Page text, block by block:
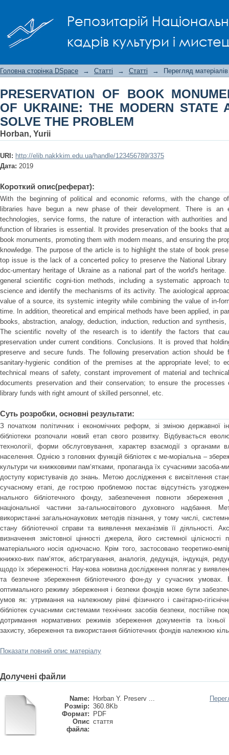
Репозитарій
кадрів культури і
STATE AND THE WAYS TO SOLVE THE
Головна сторінка DSpace → Статті → Статті → Перегляд матеріалів
PRESERVATION OF BOOK
OF UKRAINE: THE MODERN STATE
SOLVE THE PROBLEM
Horban, Yurii
URI: http://elib.nakkkim.edu.ua/handle/123456789/3375
Дата: 2019
Короткий опис(реферат):
With the beginning of political and economic reforms, with the change
libraries have begun a new phase of their development. There is an
technologies, service forms, the nature of interaction with authorities
function of libraries is essential. It provides preservation of the books that
book monuments, promoting them with modern means, and ensuring the
knowledge. The purpose of the article is to highlight the state of book
top issue is the lack of a concerted policy to preserve the National
doc-umentary heritage of Ukraine as a national part of the world's
general scientific cogni-tion methods, including a systematic approach
science and identify the mechanisms of its activity. The axiological
value of a source, its systemic integrity while combining the value of in-
time. In addition, theoretical and empirical methods have been applied, in
books, abstraction, analogy, deduction, induction, reduction and
The scientific novelty of the research is to identify the factors that
preservation under current conditions. Conclusions. It is proved that
preserve and secure funds. The following preservation action should
sanitary-hygienic condition of the premises at the appropriate level; to
technical means of safety, constant improvement of material and
documents preservation and their conservation; to ensure the
library funds with right amount of skilled personnel, etc.
Суть розробки, основні результати:
З початком політичних і економічних реформ, зі зміною державної
бібліотеки розпочали новий етап свого розвитку. Відбувається
технології, форми обслуговування, характер взаємодії з органами
населення. Однією з головних функцій бібліотек є ме-моріальна –
культури чи книжковими пам‘ятками, пропаганда їх сучасними засоба-
доступу користувачів до знань. Метою дослідження є висвітлення
сучасному етапі, де гострою проблемою постає відсутність
нального бібліотечного фонду, забезпечення повноти
національної частини за-гальносвітового духовного надбання.
використанні загальнонаукових методів пізнання, у тому числі,
стану бібліотечної справи та виявлення механізмів її діяльності.
визначення змістовної цінності джерела, його системної цілісності
матеріального носія одночасно. Крім того, застосовано теоретико-
книжко-вих пам‘яток, абстрагування, аналогія, дедукція, індукція,
щодо їх збереженості. Нау-кова новизна дослідження полягає у
та безпечне збереження бібліотечного фон-ду у сучасних
оптимального режиму збереження і безпеки фондів може бути
умов як: утримання на належному рівні фізичного і санітарно-
бібліотек сучасними системами технічних засобів безпеки, постійне
дотримання нормативних режимів збереження документів та їхньої
захисту, збереження та використання бібліотечних фондів належною
Показати повний опис матеріалу
Долучені файли
Name:
Horban Y. Preserv ...
Розмір: 360.8Kb
Формат:
PDF
Опис
файла:
стаття